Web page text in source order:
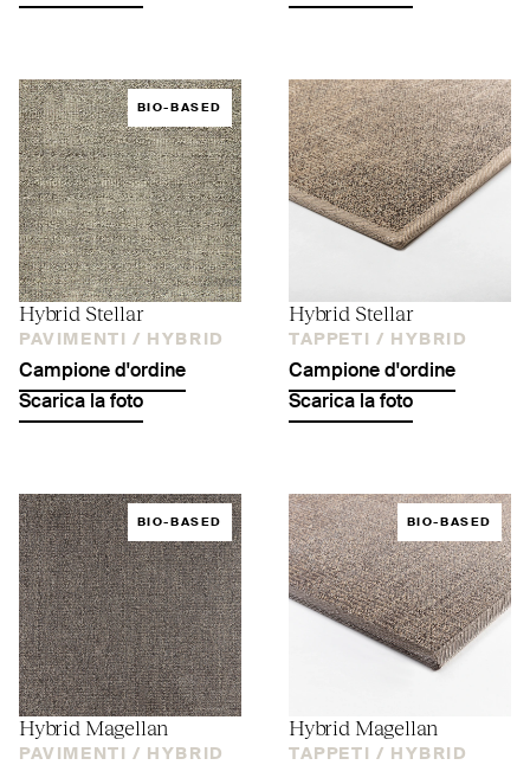
BIO-BASED
Hybrid Stellar
PAVIMENTI / HYBRID
Campione d'ordine
Scarica la foto
Hybrid Stellar
TAPPETI / HYBRID
Campione d'ordine
Scarica la foto
BIO-BASED
Hybrid Magellan
PAVIMENTI / HYBRID
BIO-BASED
Hybrid Magellan
TAPPETI / HYBRID